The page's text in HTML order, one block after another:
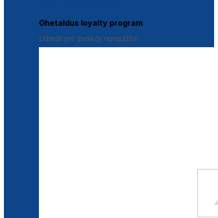
Ghetaldus loyalty program
Uštedi pri svakoj narudžbi!